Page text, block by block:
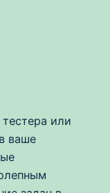
или
ваше